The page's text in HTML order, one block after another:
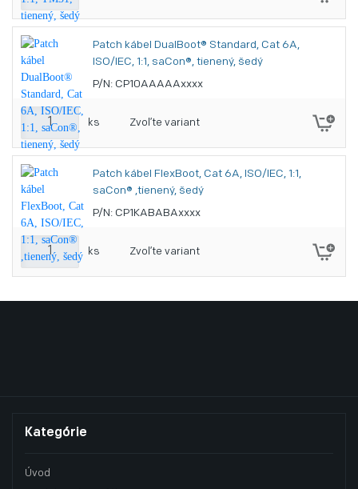
Patch kábel DualBoot® Standard, Cat 6A,
ISO/IEC, 1:1, saCon®, tienený, šedý
P/N: CP10AAAAAxxxx
ks Zvoľte variant
Patch kábel FlexBoot, Cat 6A, ISO/IEC, 1:1,
saCon® ,tienený, šedý
P/N: CP1KABABAxxxx
ks Zvoľte variant
Kategórie
Úvod